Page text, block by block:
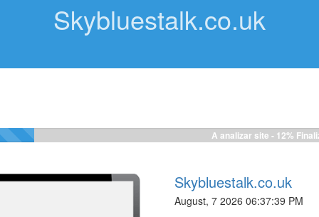
Skybluestalk.co.uk
A analizar site - 12%
Skybluestalk.co.uk
August, 7 2026 06:37:39 PM